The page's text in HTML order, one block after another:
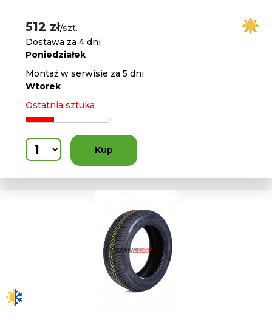
512 zł/szt.
Dostawa za 4 dni
Poniedziałek
Montaż w serwisie za 5 dni
Wtorek
Ostatnia sztuka
Kup